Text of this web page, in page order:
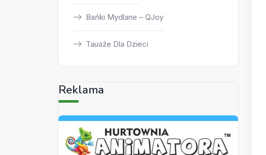
Bańki Mydlane – QJoy
Tauaże Dla Dzieci
Reklama